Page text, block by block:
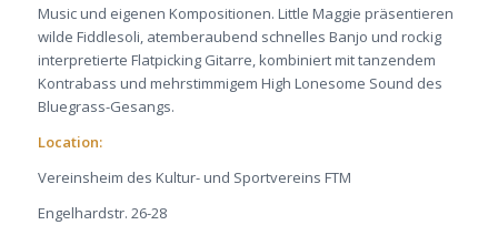
Music und eigenen Kompositionen. Little Maggie präsentieren
wilde Fiddlesoli, atemberaubend schnelles Banjo und rockig
interpretierte Flatpicking Gitarre, kombiniert mit tanzendem
Kontrabass und mehrstimmigem High Lonesome Sound des
Bluegrass-Gesangs.
Location:
Vereinsheim des Kultur- und Sportvereins FTM
Engelhardstr. 26-28